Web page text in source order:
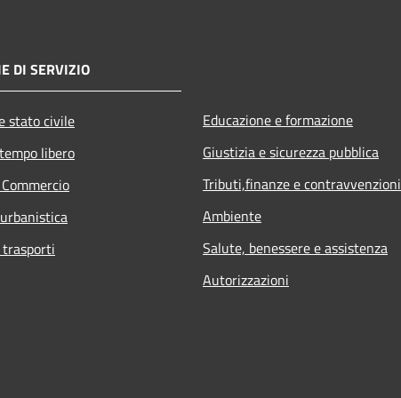
DI SERVIZIO
stato civile
libero
Educazione e formazione
Giustizia e sicurezza pubblica
Tributi,finanze e contravvenzioni
Ambiente
Salute, benessere e assistenza
Autorizzazioni